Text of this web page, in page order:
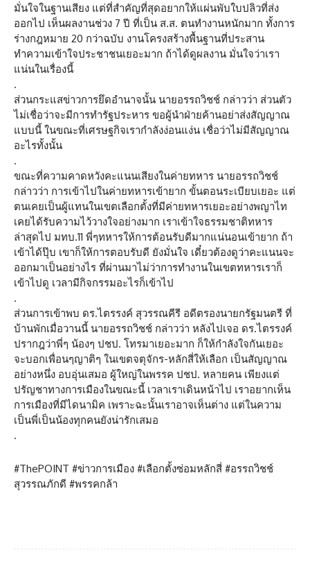
มั่นใจในฐานเสียง แต่ที่สำคัญที่สุดอยากให้แผ่นพับใบปลิวที่ส่ง
ออกไป เห็นผลงานช่วง 7 ปี ที่เป็น ส.ส. ตนทำงานหนักมาก ทั้งการ
ร่างกฎหมาย 20 กว่าฉบับ งานโครงสร้างพื้นฐานที่ประสาน
ทำความเข้าใจประชาชนเยอะมาก ถ้าได้ดูผลงาน มั่นใจว่าเรา
แน่นในเรื่องนี้
.
ส่วนกระแสข่าวการยึดอำนาจนั้น นายอรรถวิชช์ กล่าวว่า ส่วนตัว
ไม่เชื่อว่าจะมีการทำรัฐประหาร ขอผู้นำฝ่ายค้านอย่าส่งสัญญาณ
แบบนี้ ในขณะที่เศรษฐกิจเรากำลังง่อนแง่น เชื่อว่าไม่มีสัญญาณ
อะไรทั้งนั้น
.
ขณะที่ความคาดหวังคะแนนเสียงในค่ายทหาร นายอรรถวิชช์
กล่าวว่า การเข้าไปในค่ายทหารเข้ายาก ขั้นตอนระเบียบเยอะ แต่
ตนเคยเป็นผู้แทนในเขตเลือกตั้งที่มีค่ายทหารเยอะอย่างพญาไท
เคยได้รับความไว้วางใจอย่างมาก เราเข้าใจธรรมชาติทหาร
ล่าสุดไป มทบ.11 พี่ๆทหารให้การต้อนรับดีมากแน่นอนเข้ายาก ถ้า
เข้าได้ปุ๊บ เขาก็ให้การตอบรับดี ยังมั่นใจ เดี๋ยวต้องดูว่าคะแนนจะ
ออกมาเป็นอย่างไร ที่ผ่านมาไม่ว่าการทำงานในเขตทหารเราก็
เข้าไปดู เวลามีกิจกรรมอะไรก็เข้าไป
.
ส่วนการเข้าพบ ดร.ไตรรงค์ สุวรรณคีรี อดีตรองนายกรัฐมนตรี ที่
บ้านพักเมื่อวานนี้ นายอรรถวิชช์ กล่าวว่า หลังไปเจอ ดร.ไตรรงค์
ปรากฎว่าพี่ๆ น้องๆ ปชป. โทรมาเยอะมาก ก็ให้กำลังใจกันเยอะ
จะบอกเพื่อนๆญาติๆ ในเขตจตุจักร-หลักสี่ให้เลือก เป็นสัญญาณ
อย่างหนึ่ง อบอุ่นเสมอ ผู้ใหญ่ในพรรค ปชป. หลายคน เพียงแต่
ปรัญชาทางการเมืองในขณะนี้ เวลาเราเดินหน้าไป เราอยากเห็น
การเมืองที่มีไดนามิค เพราะฉะนั้นเราอาจเห็นต่าง แต่ในความ
เป็นพี่เป็นน้องทุกคนยังน่ารักเสมอ
.
#ThePOINT #ข่าวการเมือง #เลือกตั้งซ่อมหลักสี่ #อรรถวิชช์
สุวรรณภักดี #พรรคกล้า